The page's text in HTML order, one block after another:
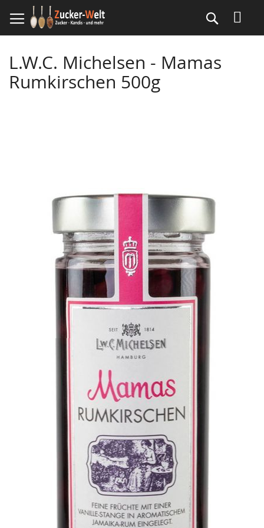
zum
Inhalt
Suche
L.W.C. Michelsen - Mamas
Rumkirschen 500g